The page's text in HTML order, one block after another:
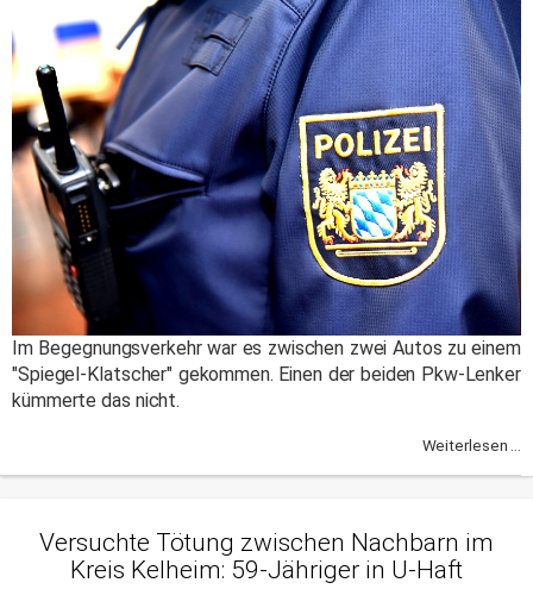
Im Begegnungsverkehr war es zwischen zwei Autos zu einem
"Spiegel-Klatscher" gekommen. Einen der beiden Pkw-Lenker
kümmerte das nicht.
Weiterlesen ...
Versuchte Tötung zwischen Nachbarn im
Kreis Kelheim: 59-Jähriger in U-Haft